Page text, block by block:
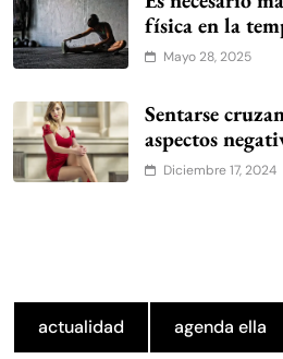
física en la
Mayo 28, 2025
Sentarse
aspectos
Diciembre 17, 2024
actualidad agenda ella